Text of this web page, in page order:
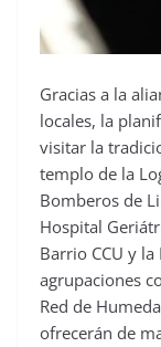
Gracias a la
locales, la
visitar la
templo de la
Bomberos de
Hospital
Barrio CCU y
agrupaciones
Red de
ofrecerán de